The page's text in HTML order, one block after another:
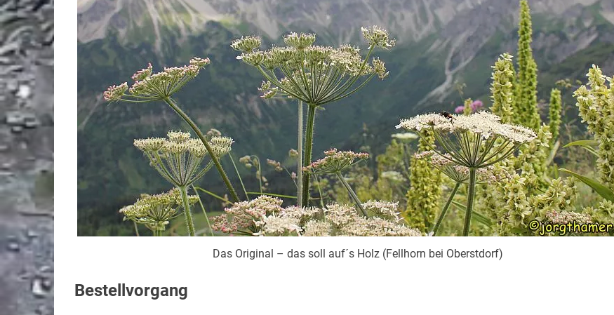
Das Original – das soll auf´s Holz (Fellhorn bei Oberstdorf)
Bestellvorgang